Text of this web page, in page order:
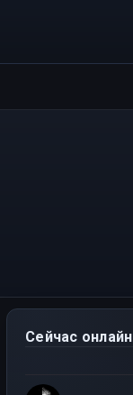
Сейчас онлайн